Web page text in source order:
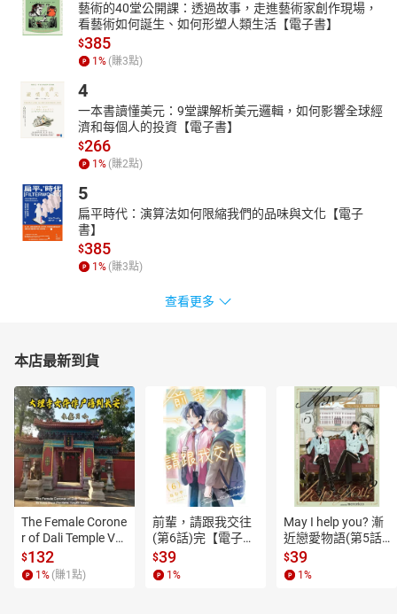
藝術的40堂公開課：透過故事，走進藝術家創作現場，
看藝術如何誕生、如何形塑人類生活【電子書】
$385
1 % (賺3點)
4
一本書讀懂美元：9堂課解析美元邏輯，如何影響全球經
濟和每個人的投資【電子書】
$266
1 % (賺2點)
5
扁平時代：演算法如何限縮我們的品味與文化【電子
書】
$385
1 % (賺3點)
查看更多
本店最新到貨
The Female Corone
r of Dali Temple Vo
l.6【有聲書】
$132
1 % (賺1 點)
前輩，請跟我交往
(第6話)完【電子
書】
$39
1 %
May I help you? 漸
近戀愛物語(第5話)
【電子書】
$39
1 %